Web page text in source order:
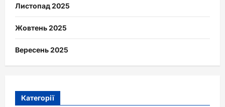
Листопад 2025
Жовтень 2025
Вересень 2025
Категорії